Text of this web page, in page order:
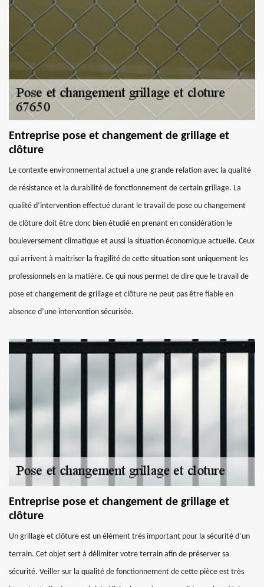
Entreprise pose et changement de grillage et
clôture
Le contexte environnemental actuel a une grande relation avec la qualité
de résistance et la durabilité de fonctionnement de certain grillage. La
qualité d’intervention effectué durant le travail de pose ou changement
de clôture doit être donc bien étudié en prenant en considération le
bouleversement climatique et aussi la situation économique actuelle. Ceux
qui arrivent à maitriser la fragilité de cette situation sont uniquement les
professionnels en la matière. Ce qui nous permet de dire que le travail de
pose et changement de grillage et clôture ne peut pas être fiable en
absence d’une intervention sécurisée.
Entreprise pose et changement de grillage et
clôture
Un grillage et clôture est un élément très important pour la sécurité d’un
terrain. Cet objet sert à délimiter votre terrain afin de préserver sa
sécurité. Veiller sur la qualité de fonctionnement de cette pièce est très